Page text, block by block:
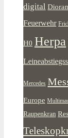
digital
Feuerwehr
H0 Herpa
Mercedes
Europe
Raupenkran